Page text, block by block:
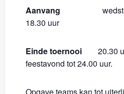
Aanvang
18.30 uur
Einde toernooi 20.30
feestavond tot 24.00 uur.